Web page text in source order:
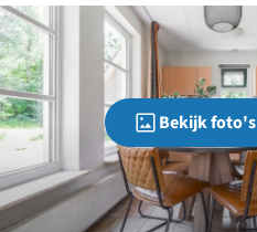
Bekijk foto's